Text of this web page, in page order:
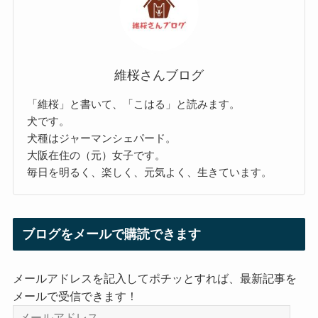
維桜さんブログ
「維桜」と書いて、「こはる」と読みます。
犬です。
犬種はジャーマンシェパード。
大阪在住の（元）女子です。
毎日を明るく、楽しく、元気よく、生きています。
ブログをメールで購読できます
メールアドレスを記入してポチッとすれば、最新記事を
メールで受信できます！
メ